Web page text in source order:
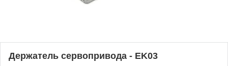
Держатель сервопривода - EK03